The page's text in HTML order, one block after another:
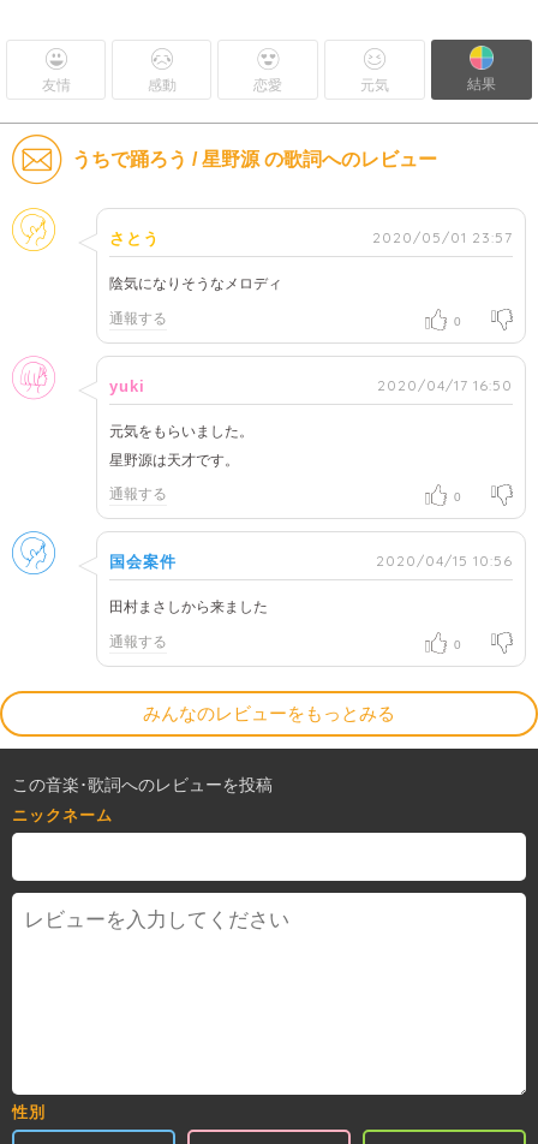
友情 感動 恋愛 元気 結果
うちで踊ろう / 星野源 の歌詞へのレビュー
そのほか
さとう 2020/05/01 23:57
陰気になりそうなメロディ
通報する 0
女性
yuki 2020/04/17 16:50
元気をもらいました。
星野源は天才です。
通報する 0
男性
国会案件 2020/04/15 10:56
田村まさしから来ました
通報する 0
みんなのレビューをもっとみる
この音楽･歌詞へのレビューを投稿
ニックネーム
性別